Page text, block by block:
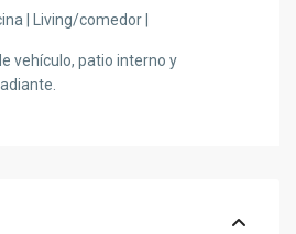
| Living/comedor |
vehículo, patio interno y